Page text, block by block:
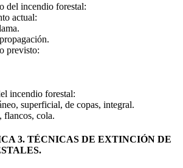
del incendio forestal:
actual:
previsto:
incendio forestal:
superficial, de copas, integral.
flancos, cola.
3. TÉCNICAS DE EXTINCIÓN DE